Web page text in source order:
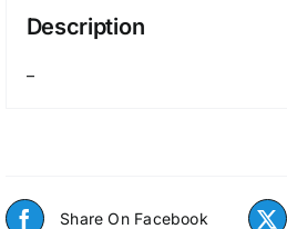
Description
–
Share On Facebook